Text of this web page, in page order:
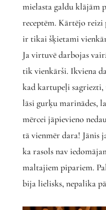
mielasta galdu klājām
receptēm. Kārtējo reizi
ir tikai šķietami
Ja virtuvē darbojas
tik vienkārši. Ikviena
kad kartupeļi sagriezti,
lāsi gurķu marinādes,
mērcei jāpievieno
tā vienmēr dara! Jānis
ka rasols nav
maltajiem pipariem.
bija lielisks, nepalika